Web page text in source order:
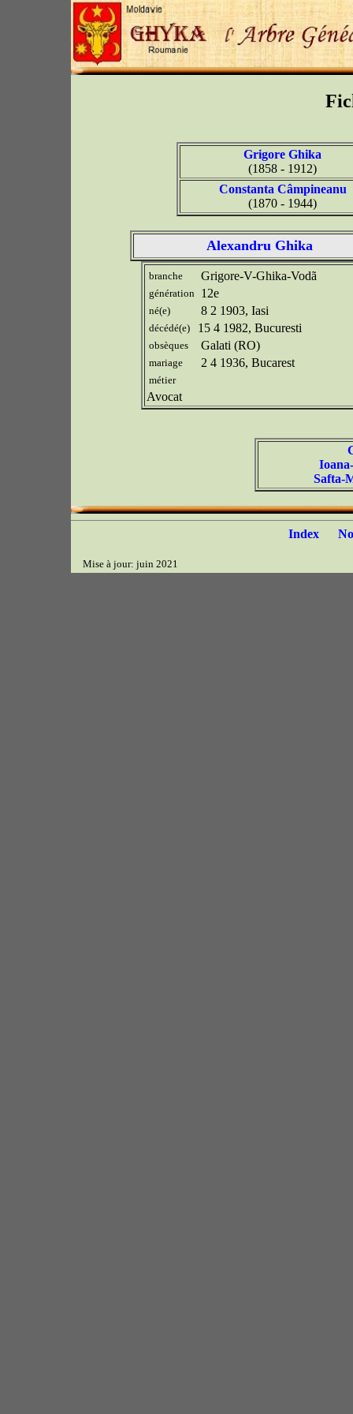
Grigore Ghika
(1858 - 1912)
Constanta Câmpineanu
(1870 - 1944)
Alexandru Ghika
branche Grigore-V-Ghika-Vodã
génération 12e
né(e) 8 2 1903, Iasi
décédé(e) 15 4 1982, Bucuresti
obsèques Galati (RO)
mariage 2 4 1936, Bucarest
métier
Avocat
Safta-
Index
Mise à jour: juin 2021